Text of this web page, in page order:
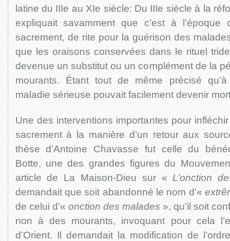
latine du IIIe au XIe siècle: Du IIIe siècle à la
expliquait savamment que c’est à l’époque
sacrement, de rite pour la guérison des
que les oraisons conservées dans le rituel
devenue un substitut ou un complément de la
mourants. Étant tout de même précisé
maladie sérieuse pouvait facilement devenir
Une des interventions importantes pour
sacrement à la manière d’un retour aux
thèse d’Antoine Chavasse fut celle du
Botte, une des grandes figures du
article de La Maison-Dieu sur « L’onction
demandait que soit abandonné le nom d’«
de celui d’« onction des malades », qu’il soit
non à des mourants, invoquant pour cela
d’Orient. Il demandait la modification de